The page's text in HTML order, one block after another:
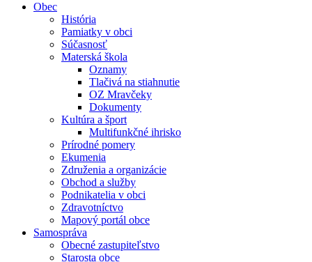
Obec
História
Pamiatky v obci
Súčasnosť
Materská škola
Oznamy
Tlačivá na stiahnutie
OZ Mravčeky
Dokumenty
Kultúra a šport
Multifunkčné ihrisko
Prírodné pomery
Ekumenia
Združenia a organizácie
Obchod a služby
Podnikatelia v obci
Zdravotníctvo
Mapový portál obce
Samospráva
Obecné zastupiteľstvo
Starosta obce